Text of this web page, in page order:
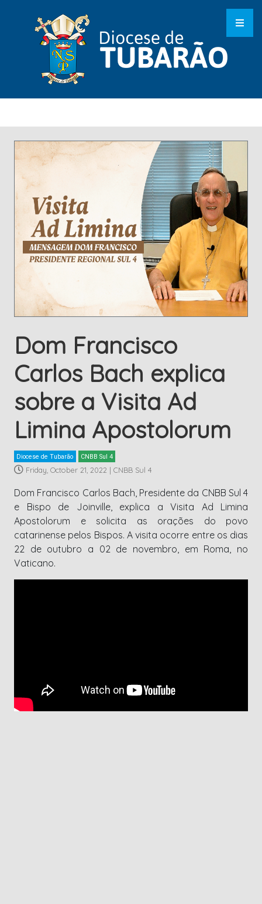
Dom Francisco
Carlos Bach explica
sobre a Visita Ad
Limina Apostolorum
Diocese de Tubarão CNBB Sul 4
Friday, October 21, 2022 | CNBB Sul 4
Dom Francisco Carlos Bach, Presidente da CNBB Sul 4
e Bispo de Joinville, explica a Visita Ad Limina
Apostolorum e solicita as orações do povo
catarinense pelos Bispos. A visita ocorre entre os dias
22 de outubro a 02 de novembro, em Roma, no
Vaticano.